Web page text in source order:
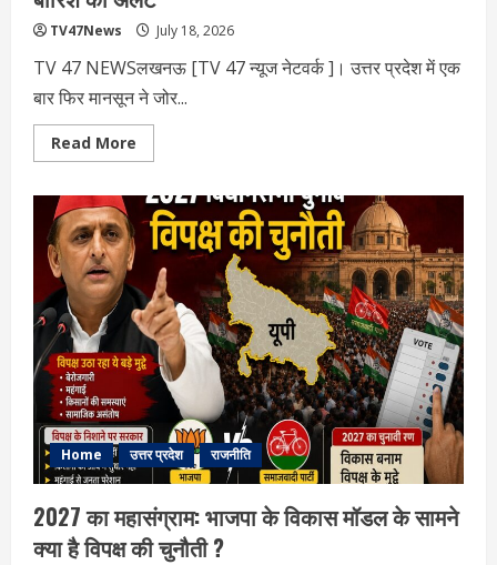
TV47News July 18, 2026
TV 47 NEWSलखनऊ [TV 47 न्‍यूज नेटवर्क ]। उत्तर प्रदेश में एक
बार फिर मानसून ने जोर...
Read More
more
फिर
सक्रिय
हुआ
मानसून,
जिलों
में
भारी
बारिश
का
अलर्ट
Home उत्तर प्रदेश राजनीति
2027 का महासंग्राम: भाजपा के विकास मॉडल के सामने
क्या है विपक्ष की चुनौती ?